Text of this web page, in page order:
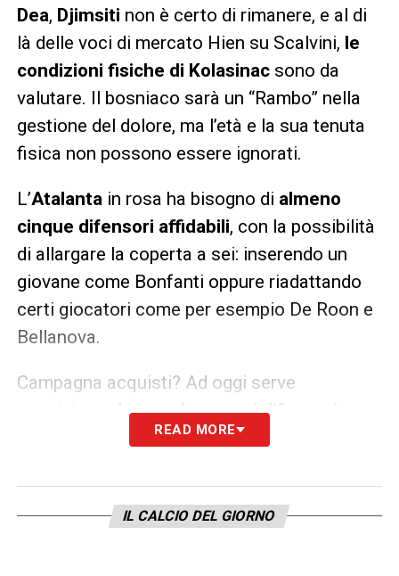
Dea, Djimsiti non è certo di rimanere, e al di
là delle voci di mercato Hien su Scalvini, le
condizioni fisiche di Kolasinacsono da
valutare. Il bosniaco sarà un “Rambo” nella
gestione del dolore, ma l’età e la sua tenuta
fisica non possono essere ignorati.
L’Atalanta in rosa ha bisogno di almeno
cinque difensori affidabili, con la possibilità
di allargare la coperta a sei: inserendo un
giovane come Bonfanti oppure riadattando
certi giocatori come per esempio De Roon e
Bellanova.
Campagna acquisti? Ad oggi serve
almeno due nuovi difensori
puntando su profili giovani ma già con
da citare Ordonez e Solet). La difesa ha
bisogno più di ogni altra cosa un beneficio a
READ MORE
IL CALCIO DEL GIORNO